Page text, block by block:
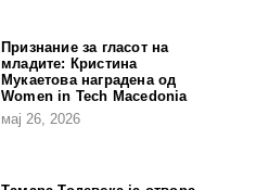
Признание за гласот на
младите: Кристина
Мукаетова наградена од
Women in Tech Macedonia
мај 26, 2026